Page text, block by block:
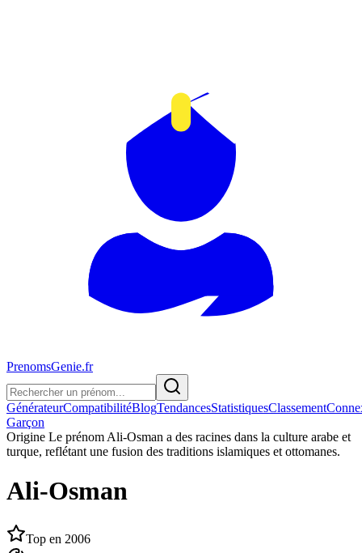
PrenomsGenie.fr
GénérateurCompatibilitéBlogTendancesStatistiquesClassement
Garçon
Origine Le prénom Ali-Osman a des racines dans la culture arabe et
turque, reflétant une fusion des traditions islamiques et ottomanes.
Ali-Osman
Top en 2006